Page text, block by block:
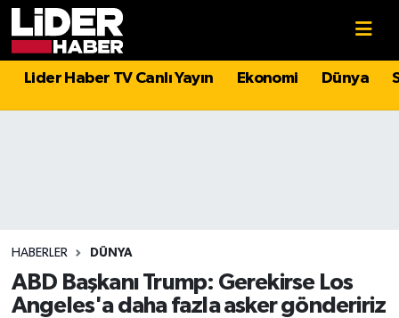
Lider Haber TV Canlı Yayın Ekonomi Dünya
HABERLER DÜNYA
ABD Başkanı Trump: Gerekirse Los
Angeles'a daha fazla asker göndeririz
Politika
Magazin
Spor
Hava Durumu
Süper Lig Puan Durumu ve Fikstür
Tüm Manşetler